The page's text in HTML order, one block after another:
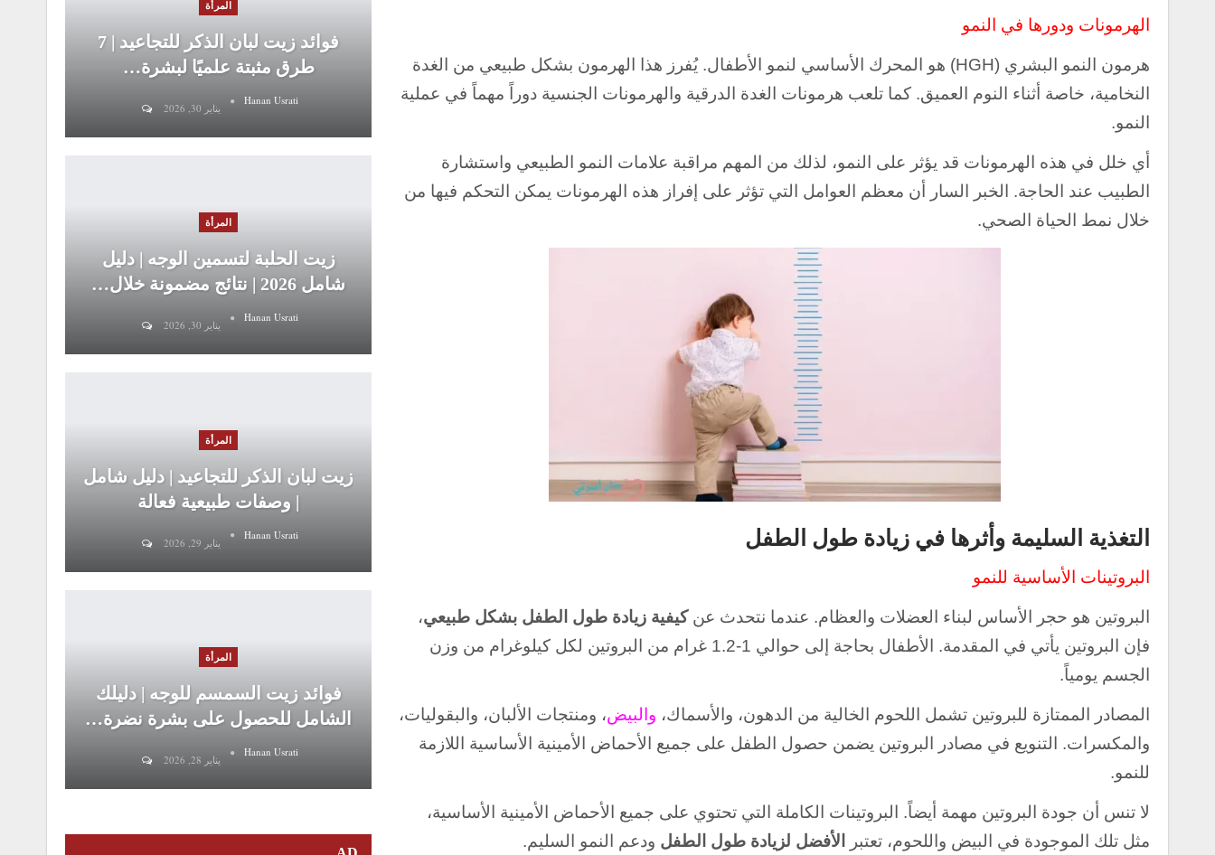
الهرمونات ودورها في النمو
هرمون النمو البشري (HGH) هو المحرك الأساسي لنمو الأطفال. يُفرز هذا الهرمون بشكل طبيعي من الغدة
النخامية، خاصة أثناء النوم العميق. كما تلعب هرمونات الغدة الدرقية والهرمونات الجنسية دوراً مهماً في عملية
النمو.
أي خلل في هذه الهرمونات قد يؤثر على النمو، لذلك من المهم مراقبة علامات النمو الطبيعي واستشارة
الطبيب عند الحاجة. الخبر السار أن معظم العوامل التي تؤثر على إفراز هذه الهرمونات يمكن التحكم فيها من
خلال نمط الحياة الصحي.
التغذية السليمة وأثرها في زيادة طول الطفل
البروتينات الأساسية للنمو
البروتين هو حجر الأساس لبناء العضلات والعظام. عندما نتحدث عن كيفية زيادة طول الطفل بشكل طبيعي،
فإن البروتين يأتي في المقدمة. الأطفال بحاجة إلى حوالي 1-1.2 غرام من البروتين لكل كيلوغرام من وزن
الجسم يومياً.
المصادر الممتازة للبروتين تشمل اللحوم الخالية من الدهون، والأسماك، والبيض، ومنتجات الألبان، والبقوليات،
والمكسرات. التنويع في مصادر البروتين يضمن حصول الطفل على جميع الأحماض الأمينية الأساسية اللازمة
للنمو.
لا تنس أن جودة البروتين مهمة أيضاً. البروتينات الكاملة التي تحتوي على جميع الأحماض الأمينية الأساسية،
مثل تلك الموجودة في البيض واللحوم، تعتبر
الأفضل لزيادة طول الطفل ودعم النمو السليم.
المرأة
فوائد زيت لبان الذكر للتجاعيد | 7
طرق مثبتة علميًا لبشرة…
Hanan Usrati
يناير 30, 2026
المرأة
زيت الحلبة لتسمين الوجه | دليل
شامل 2026 | نتائج مضمونة خلال…
Hanan Usrati
يناير 30, 2026
المرأة
زيت لبان الذكر للتجاعيد | دليل شامل
| وصفات طبيعية فعالة
Hanan Usrati
يناير 29, 2026
المرأة
فوائد زيت السمسم للوجه | دليلك
الشامل للحصول على بشرة نضرة…
Hanan Usrati
يناير 28, 2026